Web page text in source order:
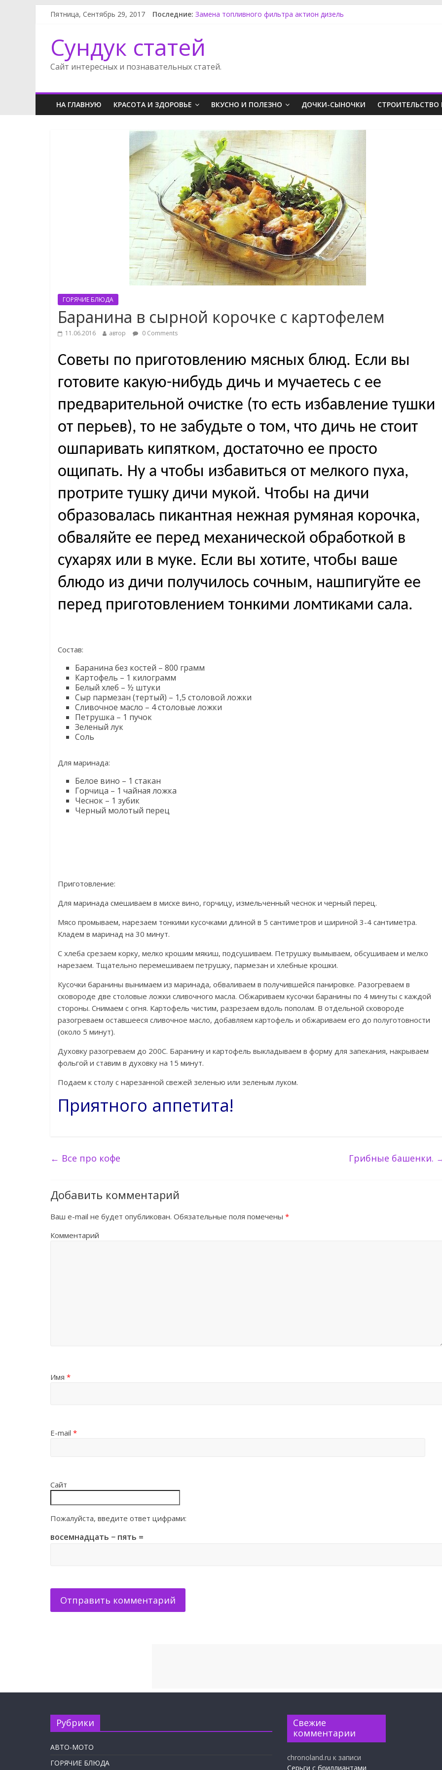
Пятница, Сентябрь 29, 2017 Последние: Замена топливного фильтра актион дизель
Сузуки SX4 задний фонарь
Супер моддинг пк в стимпанк стиле
Сундук статей
Сайт интересных и познавательных статей.
НА ГЛАВНУЮ КРАСОТА И ЗДОРОВЬЕ ВКУСНО И ПОЛЕЗНО ДОЧКИ-СЫНОЧКИ
ГОРЯЧИЕ БЛЮДА
Баранина в сырной корочке с картофелем
11.06.2016 автор 0 Comments
Советы по приготовлению мясных блюд. Если вы
готовите какую-нибудь дичь и мучаетесь с ее
предварительной очистке (то есть избавление тушки
от перьев), то не забудьте о том, что дичь не стоит
ошпаривать кипятком, достаточно ее просто
ощипать. Ну а чтобы избавиться от мелкого пуха,
протрите тушку дичи мукой. Чтобы на дичи
образовалась пикантная нежная румяная корочка,
обваляйте ее перед механической обработкой в
сухарях или в муке. Если вы хотите, чтобы ваше
блюдо из дичи получилось сочным, нашпигуйте ее
перед приготовлением тонкими ломтиками сала.
Состав:
Баранина без костей – 800 грамм
Картофель – 1 килограмм
Белый хлеб – ½ штуки
Сыр пармезан (тертый) – 1,5 столовой ложки
Сливочное масло – 4 столовые ложки
Петрушка – 1 пучок
Зеленый лук
Соль
Для маринада:
Белое вино – 1 стакан
Горчица – 1 чайная ложка
Чеснок – 1 зубик
Черный молотый перец
Приготовление:
Для маринада смешиваем в миске вино, горчицу, измельченный чеснок и черный перец.
Мясо промываем, нарезаем тонкими кусочками длиной в 5 сантиметров и шириной 3-4 сантиметра.
Кладем в маринад на 30 минут.
С хлеба срезаем корку, мелко крошим мякиш, подсушиваем. Петрушку вымываем, обсушиваем и мелко
нарезаем. Тщательно перемешиваем петрушку, пармезан и хлебные крошки.
Кусочки баранины вынимаем из маринада, обваливаем в получившейся панировке. Разогреваем в
сковороде две столовые ложки сливочного масла. Обжариваем кусочки баранины по 4 минуты с каждой
стороны. Снимаем с огня. Картофель чистим, разрезаем вдоль пополам. В отдельной сковороде
разогреваем оставшееся сливочное масло, добавляем картофель и обжариваем его до полуготовности
(около 5 минут).
Духовку разогреваем до 200С. Баранину и картофель выкладываем в форму для запекания, накрываем
фольгой и ставим в духовку на 15 минут.
Подаем к столу с нарезанной свежей зеленью или зеленым луком.
Приятного аппетита!
← Все про кофе Грибные башенки.
Добавить комментарий
Ваш e-mail не будет опубликован. Обязательные поля помечены *
Комментарий
Имя *
E-mail *
Сайт
Пожалуйста, введите ответ цифрами:
восемнадцать − пять =
Рубрики
АВТО-МОТО
ГОРЯЧИЕ БЛЮДА
Свежие
комментарии
chronoland.ru к записи
Серьги с бриллиантами